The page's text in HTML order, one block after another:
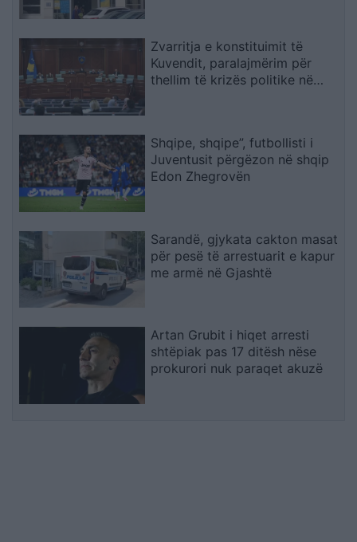
Zvarritja e konstituimit të
Kuvendit, paralajmërim për
thellim të krizës politike në
Shqipe, shqipe”, futbollisti i
Juventusit përgëzon në shqip
Edon Zhegrovën
Sarandë, gjykata cakton masat
për pesë të arrestuarit e kapur
me armë në Gjashtë
Artan Grubit i hiqet arresti
shtëpiak pas 17 ditësh nëse
prokurori nuk paraqet akuzë